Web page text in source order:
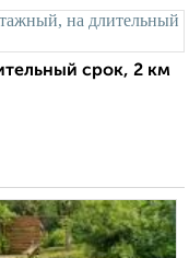
срок, 2 км